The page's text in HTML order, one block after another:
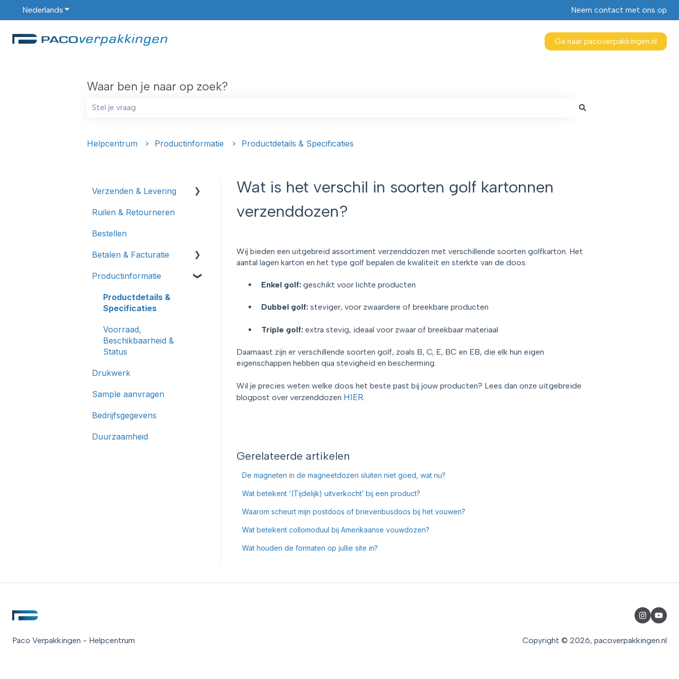
Nederlands Submenu tonen voor vertalingen Neem contact met ons op
Ga naar pacoverpakkingen.nl
Waar ben je naar op zoek?
Helpcentrum Productinformatie Productdetails & Specificaties
Wat is het verschil in soorten golf kartonnen
verzenddozen?
Wij bieden een uitgebreid assortiment verzenddozen met verschillende soorten golfkarton. Het
aantal lagen karton en het type golf bepalen de kwaliteit en sterkte van de doos.
Enkel golf:geschikt voor lichte producten
Dubbel golf:steviger, voor zwaardere of breekbare producten
Triple golf:extra stevig, ideaal voor zwaar of breekbaar materiaal
Daarnaast zijn er verschillende soorten golf, zoals B, C, E, BC en EB, die elk hun eigen
eigenschappen hebben qua stevigheid en bescherming.
Wil je precies weten welke doos het beste past bij jouw producten? Lees dan onze uitgebreide
blogpost over verzenddozen HIER
Gerelateerde artikelen
De magneten in de magneetdozen sluiten niet goed, wat nu?
Wat betekent ‘(Tijdelijk) uitverkocht’ bij een product?
Waarom scheurt mijn postdoos of brievenbusdoos bij het vouwen?
Wat betekent collomoduul bij Amerikaanse vouwdozen?
Wat houden de formaten op jullie site in?
Verzenden & Levering
Verzending
Levering & Tracking
Ruilen & Retourneren
Bestellen
Betalen & Facturatie
Betalen
Facturatie
Productinformatie
Productdetails &
Specificaties
Voorraad,
Beschikbaarheid &
Status
Drukwerk
Sample aanvragen
Bedrijfsgegevens
Duurzaamheid
Paco Verpakkingen - Helpcentrum Copyright © 2026, pacoverpakkingen.nl